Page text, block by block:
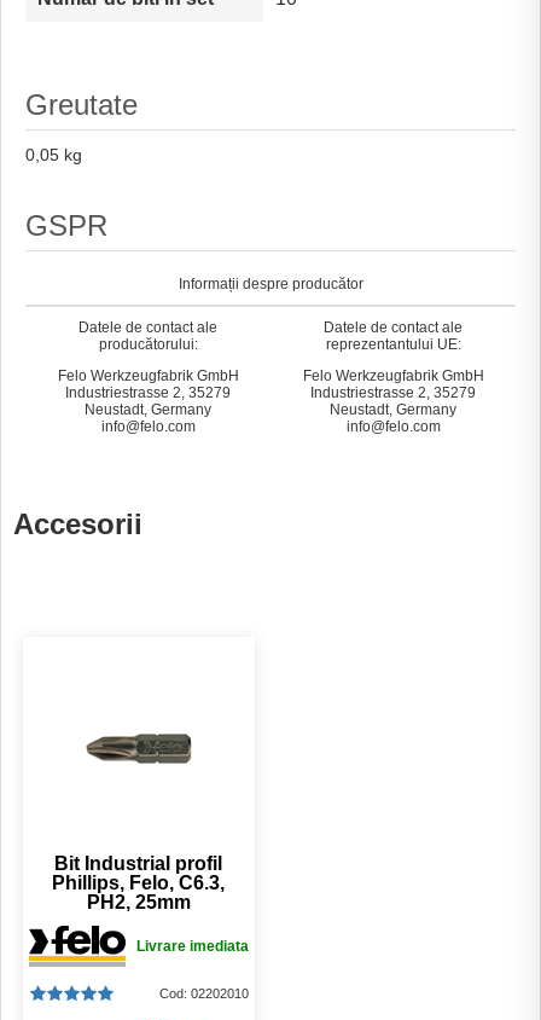
Greutate
0,05 kg
GSPR
Informații despre producător
Datele de contact ale
producătorului:
Felo Werkzeugfabrik GmbH
Industriestrasse 2, 35279
Neustadt, Germany
info@felo.com
Datele de contact ale
reprezentantului UE:
Felo Werkzeugfabrik GmbH
Industriestrasse 2, 35279
Neustadt, Germany
info@felo.com
Accesorii
Bit Industrial profil
Phillips, Felo, C6.3,
PH2, 25mm
Livrare imediata
Cod: 02202010